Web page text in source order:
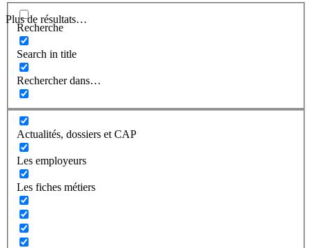
Plus de résultats…
Recherche
Search in title
Rechercher dans…
Actualités, dossiers et CAP
Les employeurs
Les fiches métiers